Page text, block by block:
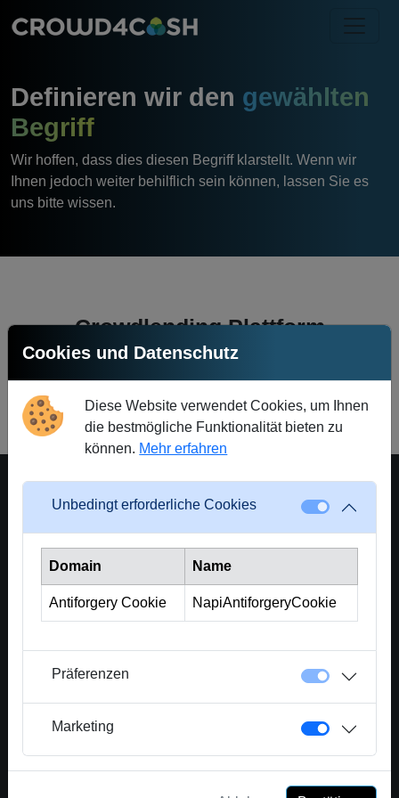
Definieren wir den gewählten
Begriff
Wir hoffen, dass dies diesen Begriff klarstellt. Wenn wir
Ihnen jedoch weiter behilflich sein können, lassen Sie es
uns bitte wissen.
Crowdlending Plattform
Zurück zum Glossar
Eine Plattform der Crowd Solutions AG
Crowd Solutions AG
6300 Zug - Switzerland
Kontakt
info@crowd4cash.ch
041 525 33 77
www.crowd4cash.ch
Unternehmen
Cookies und Datenschutz
Diese Website verwendet Cookies, um Ihnen
die bestmögliche Funktionalität bieten zu
können. Mehr erfahren
Unbedingt erforderliche Cookies
Domain Name
Antiforgery Cookie NapiAntiforgeryCookie
Präferenzen
Marketing